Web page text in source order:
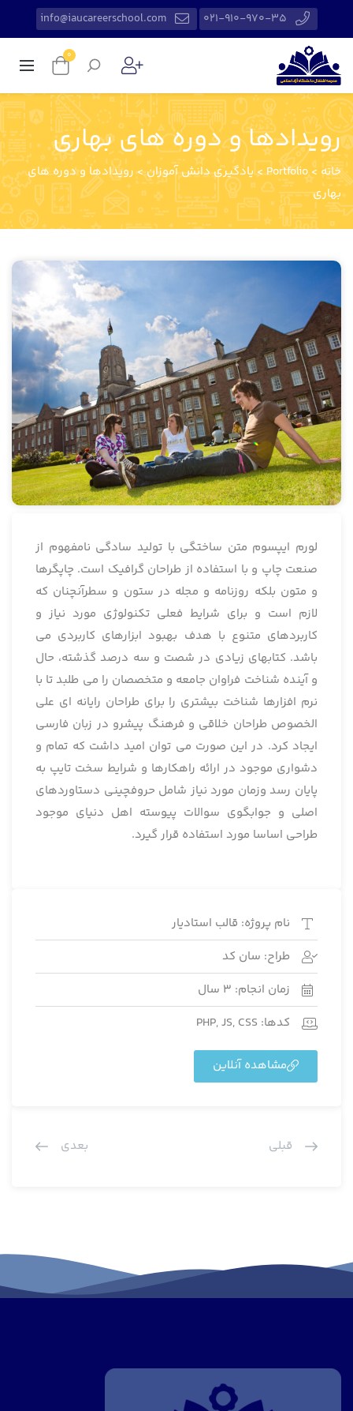
021-910-970-35
info@iaucareerschool.com
0
رویدادها و دوره های بهاری
خانه >
Portfolio
>یادگیری دانش آموزان>رویدادها و دوره های
بهاری
لورم ایپسوم متن ساختگی با تولید سادگی نامفهوم از
صنعت چاپ و با استفاده از طراحان گرافیک است. چاپگرها
و متون بلکه روزنامه و مجله در ستون و سطرآنچنان که
لازم است و برای شرایط فعلی تکنولوژی مورد نیاز و
کاربردهای متنوع با هدف بهبود ابزارهای کاربردی می
باشد. کتابهای زیادی در شصت و سه درصد گذشته، حال
و آینده شناخت فراوان جامعه و متخصصان را می طلبد تا با
نرم افزارها شناخت بیشتری را برای طراحان رایانه ای علی
الخصوص طراحان خلاقی و فرهنگ پیشرو در زبان فارسی
ایجاد کرد. در این صورت می توان امید داشت که تمام و
دشواری موجود در ارائه راهکارها و شرایط سخت تایپ به
پایان رسد وزمان مورد نیاز شامل حروفچینی دستاوردهای
اصلی و جوابگوی سوالات پیوسته اهل دنیای موجود
طراحی اساسا مورد استفاده قرار گیرد.
نام پروژه: قالب استادیار
طراح: سان کد
زمان انجام: 3 سال
کدها: PHP, JS, CSS
مشاهده آنلاین
قبلی بعدی